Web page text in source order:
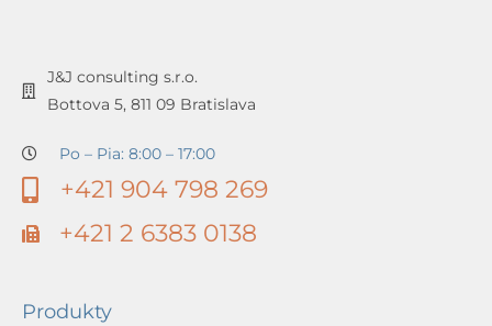
J&J consulting s.r.o.
Bottova 5, 811 09 Bratislava
Po – Pia: 8:00 – 17:00
+421 904 798 269
+421 2 6383 0138
Produkty